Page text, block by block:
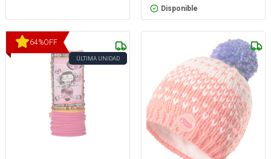
Disponible
64%OFF
ÚLTIMA UNIDAD